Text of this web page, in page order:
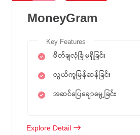
MoneyGram
Key Features
စိတ်ချလုံခြုံမှုရှိခြင်း
လွယ်ကူမြန်ဆန်ခြင်း
အဆင်ပြေချောမွေ့ခြင်း
Explore Detail